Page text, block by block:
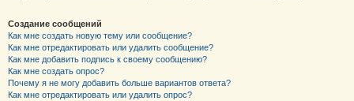
Создание сообщений
Как мне создать новую тему или сообщение?
Как мне отредактировать или удалить сообщение?
Как мне добавить подпись к своему сообщению?
Как мне создать опрос?
Почему я не могу добавить больше вариантов ответа?
Как мне отредактировать или удалить опрос?